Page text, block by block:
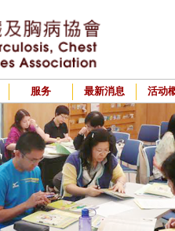
服务 最新消息 活动